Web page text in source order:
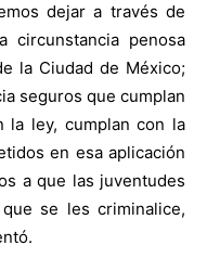
dejar a través de
circunstancia penosa
la Ciudad de México;
seguros que cumplan
la ley, cumplan con la
en esa aplicación
a que las juventudes
se les criminalice,